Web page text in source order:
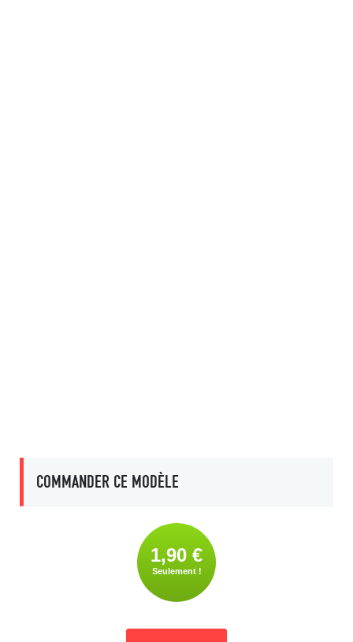
COMMANDER CE MODÈLE
1,90 €
Seulement !